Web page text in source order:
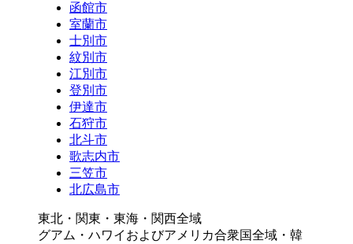
函館市
室蘭市
士別市
紋別市
江別市
登別市
伊達市
石狩市
北斗市
歌志内市
三笠市
北広島市
東北・関東・東海・関西全域
グアム・ハワイおよびアメリカ合衆国全域・韓